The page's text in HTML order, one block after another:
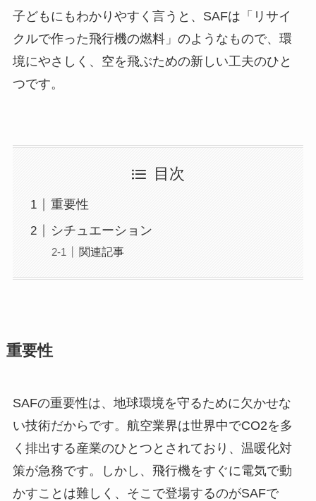
子どもにもわかりやすく言うと、SAFは「リサイ
クルで作った飛行機の燃料」のようなもので、環
境にやさしく、空を飛ぶための新しい工夫のひと
つです。
目次
重要性
シチュエーション
関連記事
重要性
SAFの重要性は、地球環境を守るために欠かせな
い技術だからです。航空業界は世界中でCO2を多
く排出する産業のひとつとされており、温暖化対
策が急務です。しかし、飛行機をすぐに電気で動
かすことは難しく、そこで登場するのがSAFで